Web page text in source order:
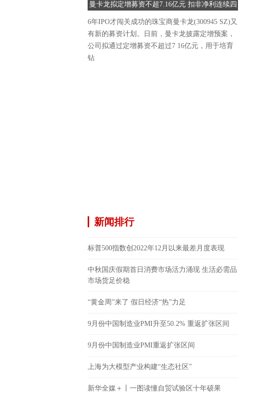
曼卡龙拟定增募资不超7.16亿元 扣非净利连续四
季度下降
6年IPO才闯关成功的珠宝商曼卡龙(300945 SZ)又
有新的募资计划。日前，曼卡龙披露定增预案，
公司拟通过定增募资不超过7 16亿元，用于培育
钻
新闻排行
标普500指数创2022年12月以来最差月度表现
中秋国庆假期首日消费市场活力涌现 生活必需品
市场货足价稳
“黄金周”来了 假日经济“热”力足
9月份中国制造业PMI升至50.2% 重返扩张区间
9月份中国制造业PMI重返扩张区间
上海为大模型产业构建“生态社区”
新华全媒＋丨一图读懂自贸试验区十年硕果